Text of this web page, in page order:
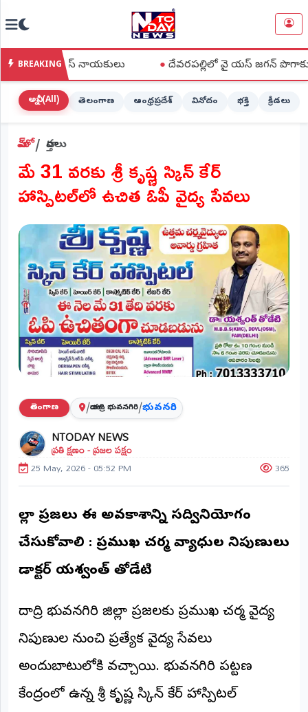
హోమ్
(Home)
STREAMING
లైవ్
(Live
రేడియో
(Live
Radio)
ప్రాంతీయ
వార్తలు
(STATE)
తెలంగాణ
ఆంధ్రప్రదేశ్
ప్రధాన
విభాగాలు
(MAIN)
భక్తి
క్రీడలు
జాతీయం
అంతర్జాతీయం
ఆర్టీఐ
BREAKINGనాయకులు ●దేవరపల్లిలో వై యస్ జగన్ పొగాకు రైతుల
అన్నీ (All) తెలంగాణ ఆంధ్రప్రదేశ్ వినోదం భక్తి క్రీడలు
హోమ్ వార్తలు
మే 31 వరకు శ్రీ కృష్ణ స్కిన్ కేర్
హాస్పిటల్‌లో ఉచిత ఓపీ వైద్య సేవలు
తెలంగాణ /యాదాద్రి భువనగిరి/భువనగిరి
NTODAY NEWS
ప్రతి క్షణం - ప్రజల పక్షం
25 May, 2026 - 05:52 PM 365
జిల్లా ప్రజలు ఈ అవకాశాన్ని సద్వినియోగం
చేసుకోవాలి : ప్రముఖ చర్మ వ్యాధుల నిపుణులు
డాక్టర్ యశ్వంత్ తోడేటి
యాదాద్రి భువనగిరి జిల్లా ప్రజలకు ప్రముఖ చర్మ వైద్య
నిపుణుల నుంచి ప్రత్యేక వైద్య సేవలు
అందుబాటులోకి వచ్చాయి. భువనగిరి పట్టణ
కేంద్రంలో ఉన్న శ్రీ కృష్ణ స్కిన్ కేర్ హాస్పిటల్